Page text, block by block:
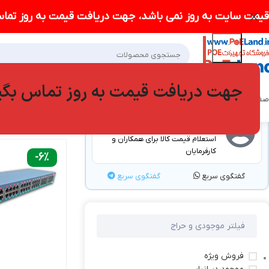
جهت دریافت قیمت به روز تماسصفحه اصلی POELAND فروشگاهدرباره ماوبلاگسوالات متداولتماس با ما
استعلام قیمت کالا برای همکاران و
کارفرمایان
گفتگوی سریع گفتگوی سریع
فیلتر موجودی و حراج
فروش ویژه
-6%
قیمت سایت به روز نمی باشد، جهت دریافت قیمت به روز